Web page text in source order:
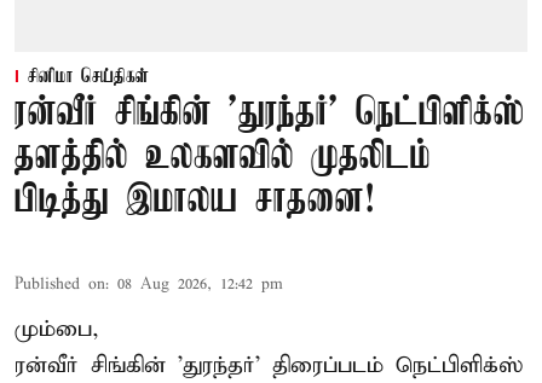
சினிமா செய்திகள்
ரன்வீர் சிங்கின் 'துரந்தர்' நெட்பிளிக்ஸ்
தளத்தில் உலகளவில் முதலிடம்
பிடித்து இமாலய சாதனை!
Published on: 08 Aug 2026, 12:42 pm
மும்பை,
ரன்வீர் சிங்கின் 'துரந்தர்' திரைப்படம் நெட்பிளிக்ஸ்